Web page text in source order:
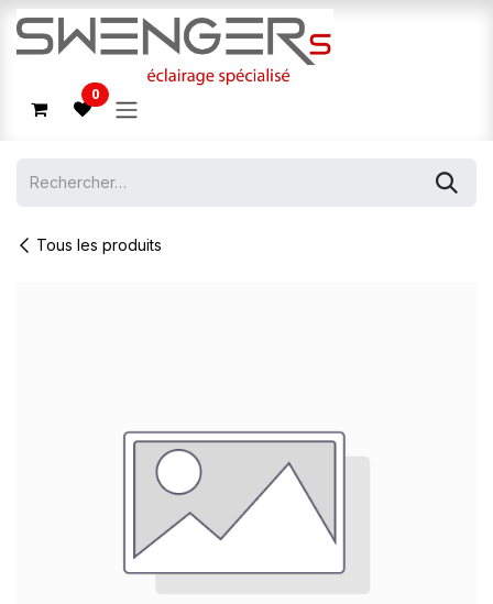
Se rendre au contenu
0
Tous les produits